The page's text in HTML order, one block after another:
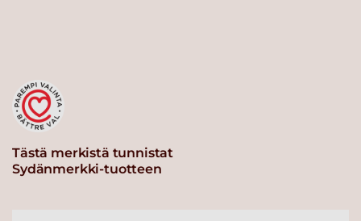
Tästä merkistä tunnistat
Sydänmerkki-tuotteen